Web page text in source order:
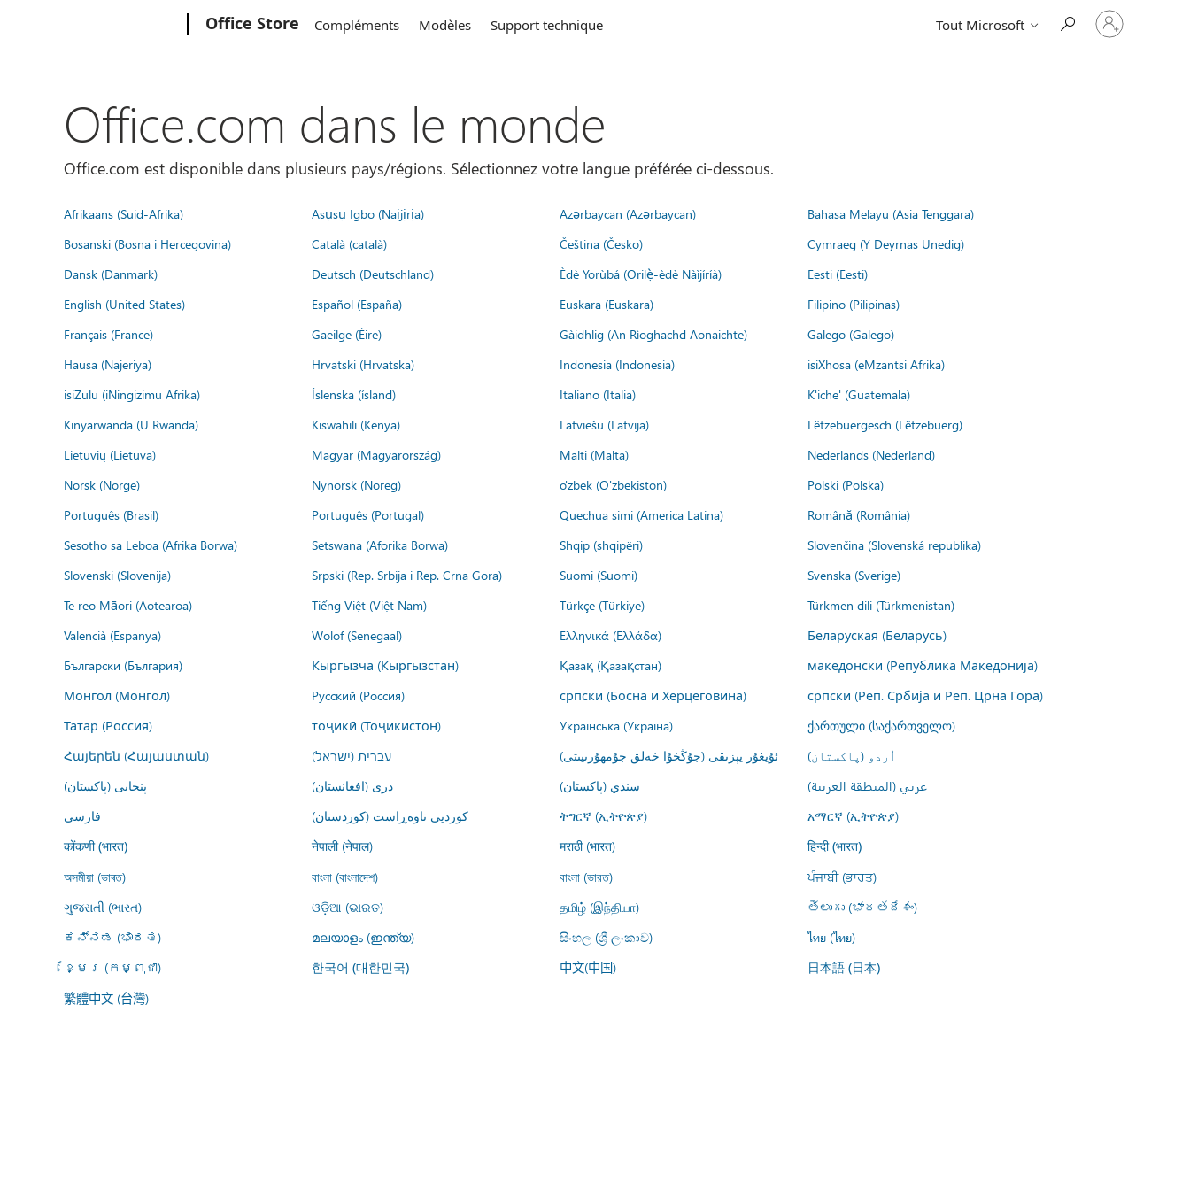
Office Store Compléments Modèles Support technique Tout Microsoft
Connectez-
vous
Office.com dans le monde
Office.com est disponible dans plusieurs pays/régions. Sélectionnez votre langue préférée ci-dessous.
Afrikaans (Suid-Afrika) Asụsụ Igbo (Naịjịrịa) Azərbaycan (Azərbaycan)
Bahasa Melayu (Asia Tenggara)
Bosanski (Bosna i Hercegovina)
Català (català) Čeština (Česko)
Cymraeg (Y Deyrnas Unedig)
Dansk (Danmark)
Deutsch (Deutschland) Èdè Yorùbá (Orilẹ̀-èdè Nàìjíríà)
Eesti (Eesti)
English (United States)
Español (España) Euskara (Euskara)
Filipino (Pilipinas)
Français (France)
Gaeilge (Éire) Gàidhlig (An Rìoghachd Aonaichte)
Galego (Galego)
Hausa (Najeriya)
Hrvatski (Hrvatska) Indonesia (Indonesia)
isiXhosa (eMzantsi Afrika)
isiZulu (iNingizimu Afrika)
Íslenska (ísland) Italiano (Italia)
K'iche' (Guatemala)
Kinyarwanda (U Rwanda)
Kiswahili (Kenya) Latviešu (Latvija)
Lëtzebuergesch (Lëtzebuerg)
Lietuvių (Lietuva)
Magyar (Magyarország) Malti (Malta)
Nederlands (Nederland)
Norsk (Norge)
Nynorsk (Noreg) o'zbek (O'zbekiston)
Polski (Polska)
Português (Brasil)
Português (Portugal) Quechua simi (America Latina)
Română (România)
Sesotho sa Leboa (Afrika Borwa)
Setswana (Aforika Borwa) Shqip (shqipëri)
Slovenčina (Slovenská republika)
Slovenski (Slovenija)
Srpski (Rep. Srbija i Rep. Crna Gora) Suomi (Suomi)
Svenska (Sverige)
Te reo Māori (Aotearoa)
Tiếng Việt (Việt Nam) Türkçe (Türkiye)
Türkmen dili (Türkmenistan)
Valencià (Espanya)
Wolof (Senegaal) Ελληνικά (Ελλάδα)
Беларуская (Беларусь)
Български (България)
Кыргызча (Кыргызстан) Қазақ (Қазақстан)
македонски (Република Македонија)
Монгол (Монгол)
Русский (Россия) српски (Босна и Херцеговина)
српски (Реп. Србија и Реп. Црна Гора)
Татар (Россия)
тоҷикӣ (Тоҷикистон) Українська (Україна)
ქართული (საქართველო)
Հայերեն (Հայաստան)
עברית (ישראל) ئۇيغۇر يېزىقى (جۇڭخۇا خەلق جۇمھۇرىيىتى)
اُردو (پاکستان)
پنجابی (پاکستان)
درى (افغانستان) سنڌي (پاکستان)
عربي (المنطقة العربية)
فارسى
کوردیی ناوەڕاست (کوردستان) ትግርኛ (ኢትዮጵያ) አማርኛ (ኢትዮጵያ)
कोंकणी (भारत) नेपाली (नेपाल) मराठी (भारत) हिन्दी (भारत)
অসমীয়া (ভাৰত) বাংলা (বাংলাদেশ) বাংলা (ভারত)
ਪੰਜਾਬੀ (ਭਾਰਤ)
ગુજરાતી (ભારત)
ଓଡ଼ିଆ (ଭାରତ) தமிழ் (இந்தியா)
తెలుగు (భారతదేశం)
ಕನ್ನಡ (ಭಾರತ)
മലയാളം (ഇന്ത്യ) සිංහල (ශ්‍රී ලංකාව)
ไทย (ไทย)
ខ្មែរ (កម្ពុជា)
한국어 (대한민국) 中文(中国) 日本語 (日本)
繁體中文 (台灣)